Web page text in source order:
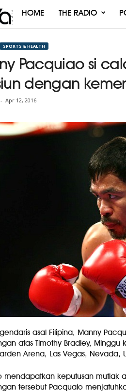
Brava
HOME THE RADIO
SPORTS & HEALTH
Pacquiao si
dengan
- Apr 12, 2016
asal Filipina, Manny
atas Timothy Bradley, Minggu
Arena, Las Vegas, Nevada,
mendapatkan keputusan mutlak
tersebut Pacquaio